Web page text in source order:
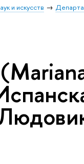
и искусств